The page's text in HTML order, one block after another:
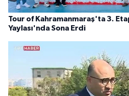
Tour of Kahramanmaraş'ta 3.
Yaylası'nda Sona Erdi